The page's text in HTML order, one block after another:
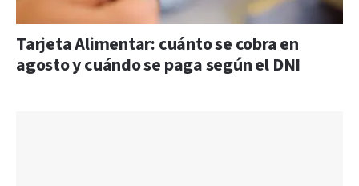
Tarjeta Alimentar: cuánto se cobra en
agosto y cuándo se paga según el DNI